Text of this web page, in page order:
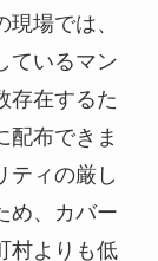
場では、
ているマン
存在するた
配布できま
ティの厳し
め、カバー
村よりも低